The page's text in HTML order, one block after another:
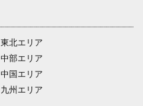
東北エリア
中部エリア
中国エリア
九州エリア